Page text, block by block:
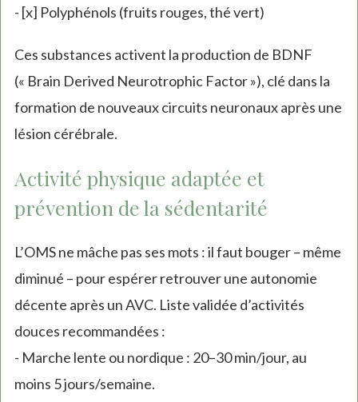
- [x] Polyphénols (fruits rouges, thé vert)
Ces substances activent la production de BDNF
(« Brain Derived Neurotrophic Factor »), clé dans la
formation de nouveaux circuits neuronaux après une
lésion cérébrale.
Activité physique adaptée et
prévention de la sédentarité
L’OMS ne mâche pas ses mots : il faut bouger – même
diminué – pour espérer retrouver une autonomie
décente après un AVC. Liste validée d’activités
douces recommandées :
- Marche lente ou nordique : 20–30 min/jour, au
moins 5 jours/semaine.